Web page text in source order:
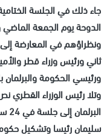
جاء ذلك في الجلسة
ونظراؤهم في المعارضة
ثاني ورئيس وزراء قطر
ورئيسي الحكومة والبرلمان
وتلا رئيس الوزراء